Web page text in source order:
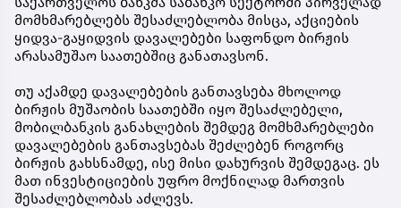
მომხმარებლებს შესაძლებლობა მისცა, აქციების
ყიდვა-გაყიდვის დავალებები საფონდო ბირჟის
არასამუშაო საათებშიც განათავსონ.
თუ აქამდე დავალებების განთავსება მხოლოდ
ბირჟის მუშაობის საათებში იყო შესაძლებელი,
მობილბანკის განახლების შემდეგ მომხმარებლები
დავალებების განთავსებას შეძლებენ როგორც
ბირჟის გახსნამდე, ისე მისი დახურვის შემდეგაც. ეს
მათ ინვესტიციების უფრო მოქნილად მართვის
შესაძლებლობას აძლევს.